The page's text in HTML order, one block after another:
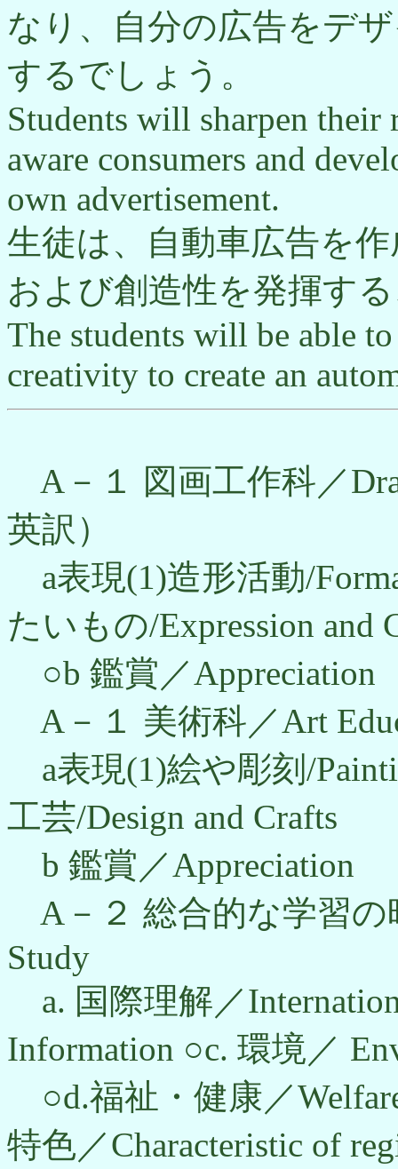
なり、自分の広告をデ
するでしょう。
Students will sharpen their
aware consumers and
own advertisement.
生徒は、自動車広告を
および創造性を発揮す
The students will be able
creativity to create an
A－１ 図画工作科／
英訳）
a表現(1)造形活動/
たいもの/Expression and
○b 鑑賞／
A－１ 美術科／Art
a表現(1)絵や彫刻/
工芸/Design and Crafts
b 鑑賞／Appreciation
A－２ 総合的な学習の
Study
a. 国際理解／
Information ○c. 環境／
○d.福祉・健康／
特色／Characteristic of